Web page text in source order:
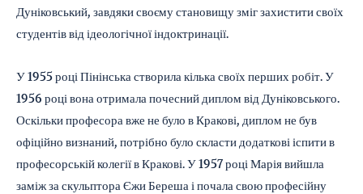
Дуніковський, завдяки своєму становищу зміг захистити своїх
студентів від ідеологічної індоктринації.
У 1955 році Пінінська створила кілька своїх перших робіт. У
1956 році вона отримала почесний диплом від Дуніковського.
Оскільки професора вже не було в Кракові, диплом не був
офіційно визнаний, потрібно було скласти додаткові іспити в
професорській колегії в Кракові. У 1957 році Марія вийшла
заміж за скульптора Єжи Береша і почала свою професійну